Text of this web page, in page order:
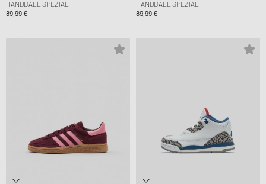
HANDBALL SPEZIAL
89,99 €
HANDBALL SPEZIAL
89,99 €